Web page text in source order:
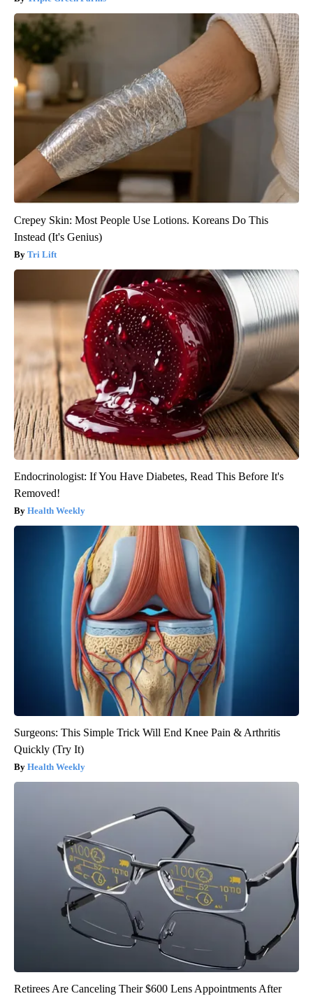
Crepey Skin: Most People Use Lotions. Koreans Do This
Instead (It's Genius)
Tri Lift
Endocrinologist: If You Have Diabetes, Read This Before It's
Removed!
Health Weekly
Surgeons: This Simple Trick Will End Knee Pain & Arthritis
Quickly (Try It)
Health Weekly
Retirees Are Canceling Their $600 Lens Appointments After